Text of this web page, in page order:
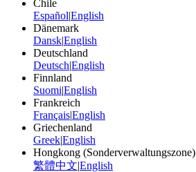
Chile
Español|English
Dänemark
Dansk|English
Deutschland
Deutsch|English
Finnland
Suomi|English
Frankreich
Français|English
Griechenland
Greek|English
Hongkong (Sonderverwaltungszone)
繁體中文|English